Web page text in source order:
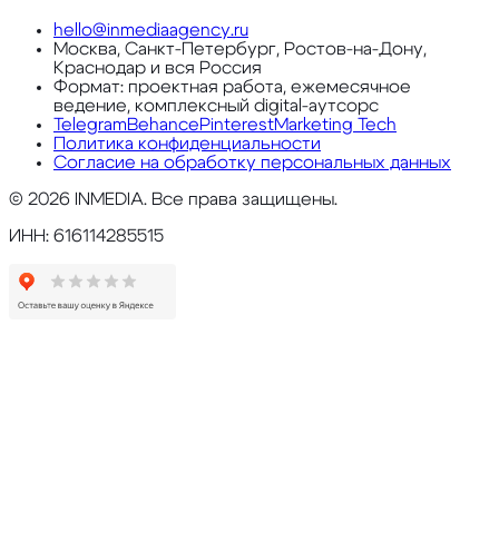
hello@inmediaagency.ru
Москва, Санкт-Петербург, Ростов-на-Дону,
Краснодар и вся Россия
Формат: проектная работа, ежемесячное
ведение, комплексный digital-аутсорс
TelegramBehancePinterestMarketing Tech
Политика конфиденциальности
Согласие на обработку персональных данных
© 2026 INMEDIA. Все права защищены.
ИНН: 616114285515